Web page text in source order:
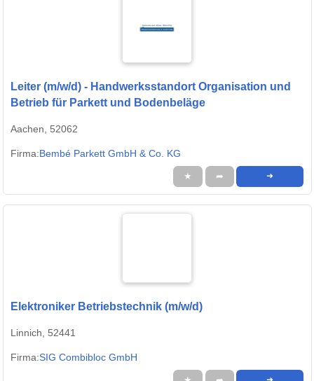
Leiter (m/w/d) - Handwerksstandort Organisation und
Betrieb für Parkett und Bodenbeläge
Aachen, 52062
Firma:Bembé Parkett GmbH & Co. KG
★ ➦ ➜
Elektroniker Betriebstechnik (m/w/d)
Linnich, 52441
Firma:SIG Combibloc GmbH